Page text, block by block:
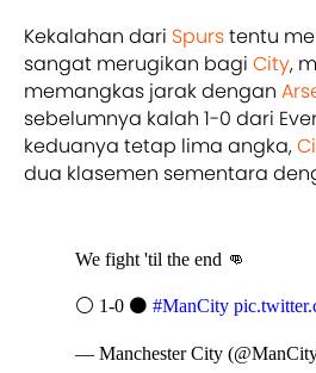
Kekalahan dari Spurstentu
sangat merugikan bagi City,
memangkas jarak dengan
sebelumnya kalah 1-0 dari
keduanya tetap lima angka,
dua klasemen sementara
We fight 'til the end 👊
⚪️ 1-0 ⚫️ #ManCity
— Manchester City